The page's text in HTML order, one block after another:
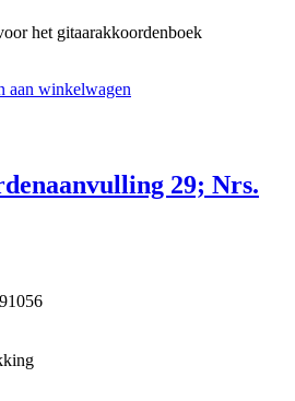
het gitaarakkoordenboek
aan winkelwagen
29; Nrs.